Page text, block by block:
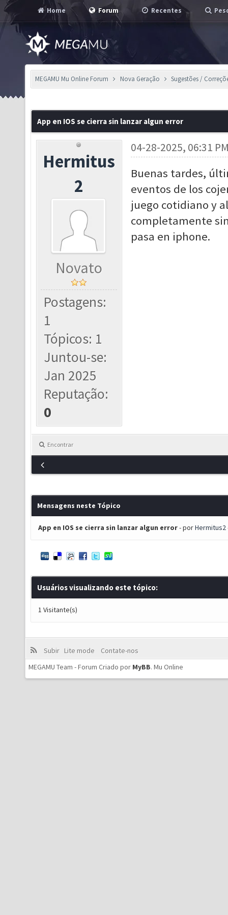
Home Forum Recentes
MEGAMU Mu Online Forum Nova Geração Sugestões /
App en IOS se cierra sin lanzar algun error
Hermitus
2
Novato
Postagens:
1
Tópicos: 1
Juntou-se:
Jan 2025
Reputação:
0
04-28-2025, 06:31
Buenas tardes,
eventos de los
juego cotidiano y
completamente
pasa en iphone.
Encontrar
Mensagens neste Tópico
App en IOS se cierra sin lanzar algun error- porHermitus2
Usuários visualizando este tópico:
1 Visitante(s)
Subir Lite mode
Contate-nos
MEGAMU Team - Forum Criado por MyBB. Mu Online